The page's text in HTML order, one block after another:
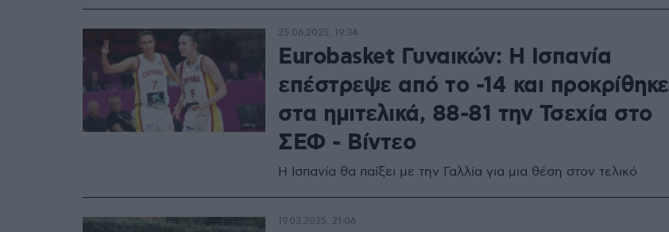
Eurobasket Γυναικών: Η Ισπανία
επέστρεψε από το -14 και προκρίθηκε
στα ημιτελικά, 88-81 την Τσεχία στο
ΣΕΦ - Βίντεο
Η Ισπανία θα παίξει με την Γαλλία για μια θέση στον τελικό
25.06.2025, 19:34
19.03.2025, 21:06